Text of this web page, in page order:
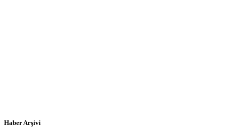
Haber Arşivi